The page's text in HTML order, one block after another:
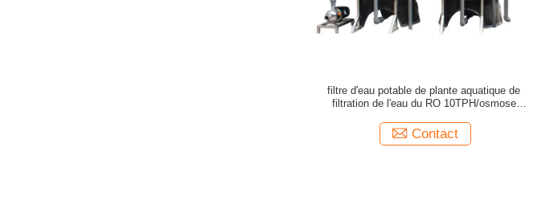
filtre d'eau potable de plante aquatique de
filtration de l'eau du RO 10TPH/osmose
Contact